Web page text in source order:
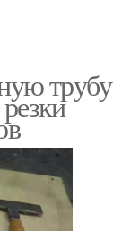
трубу